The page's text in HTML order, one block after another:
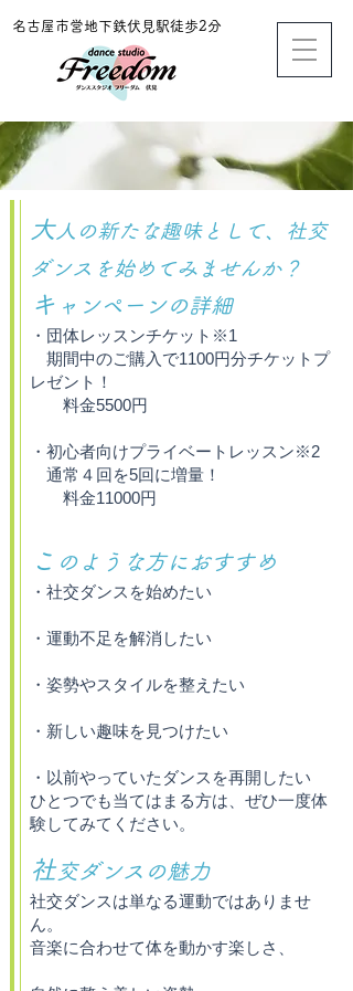
​名古屋市営地下鉄伏見駅徒歩2分
大人の新たな趣味として、社交
ダンスを始めてみませんか？
キ ャンペーンの詳細
・団体レッスンチケット※1
期間中のご購入で1100円分チケットプ
レゼント！
料金5500円
・初心者向けプライベートレッスン※2
通常４回を5回に増量！
料金11000円
こ のような方におすすめ
・社交ダンスを始めたい
・運動不足を解消したい
・姿勢やスタイルを整えたい
・新しい趣味を見つけたい
・以前やっていたダンスを再開したい
ひとつでも当てはまる方は、ぜひ一度体
験してみてください。
社交ダンスの魅力
社交ダンスは単なる運動ではありませ
ん。
音楽に合わせて体を動かす楽しさ、